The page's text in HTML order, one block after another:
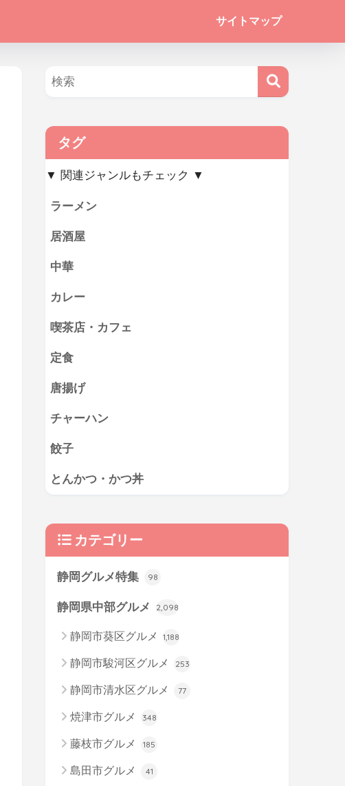
サイトマップ
タグ
▼ 関連ジャンルもチェック ▼
ラーメン
居酒屋
中華
カレー
喫茶店・カフェ
定食
唐揚げ
チャーハン
餃子
とんかつ・かつ丼
カテゴリー
静岡グルメ特集 98
静岡県中部グルメ 2,098
静岡市葵区グルメ 1,188
静岡市駿河区グルメ 253
静岡市清水区グルメ 77
焼津市グルメ 348
藤枝市グルメ 185
島田市グルメ 41